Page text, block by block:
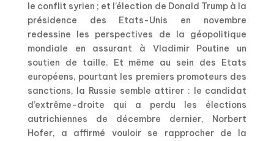
le conflit syrien ; et l’élection de Donald Trump à la
présidence des Etats-Unis en novembre
redessine les perspectives de la géopolitique
mondiale en assurant à Vladimir Poutine un
soutien de taille. Et même au sein des Etats
européens, pourtant les premiers promoteurs des
sanctions, la Russie semble attirer : le candidat
d’extrême-droite qui a perdu les élections
autrichiennes de décembre dernier, Norbert
Hofer, a affirmé vouloir se rapprocher de la